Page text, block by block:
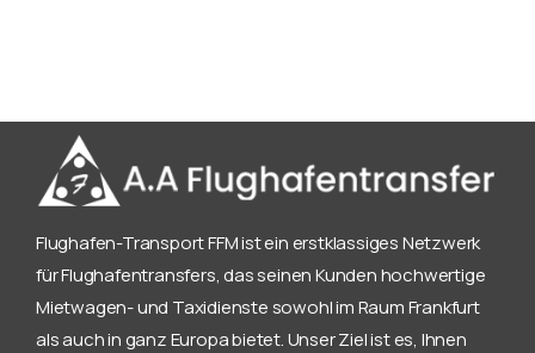
Flughafen-Transport FFM ist ein erstklassiges Netzwerk
für Flughafentransfers, das seinen Kunden hochwertige
Mietwagen- und Taxidienste sowohl im Raum Frankfurt
als auch in ganz Europa bietet. Unser Ziel ist es, Ihnen